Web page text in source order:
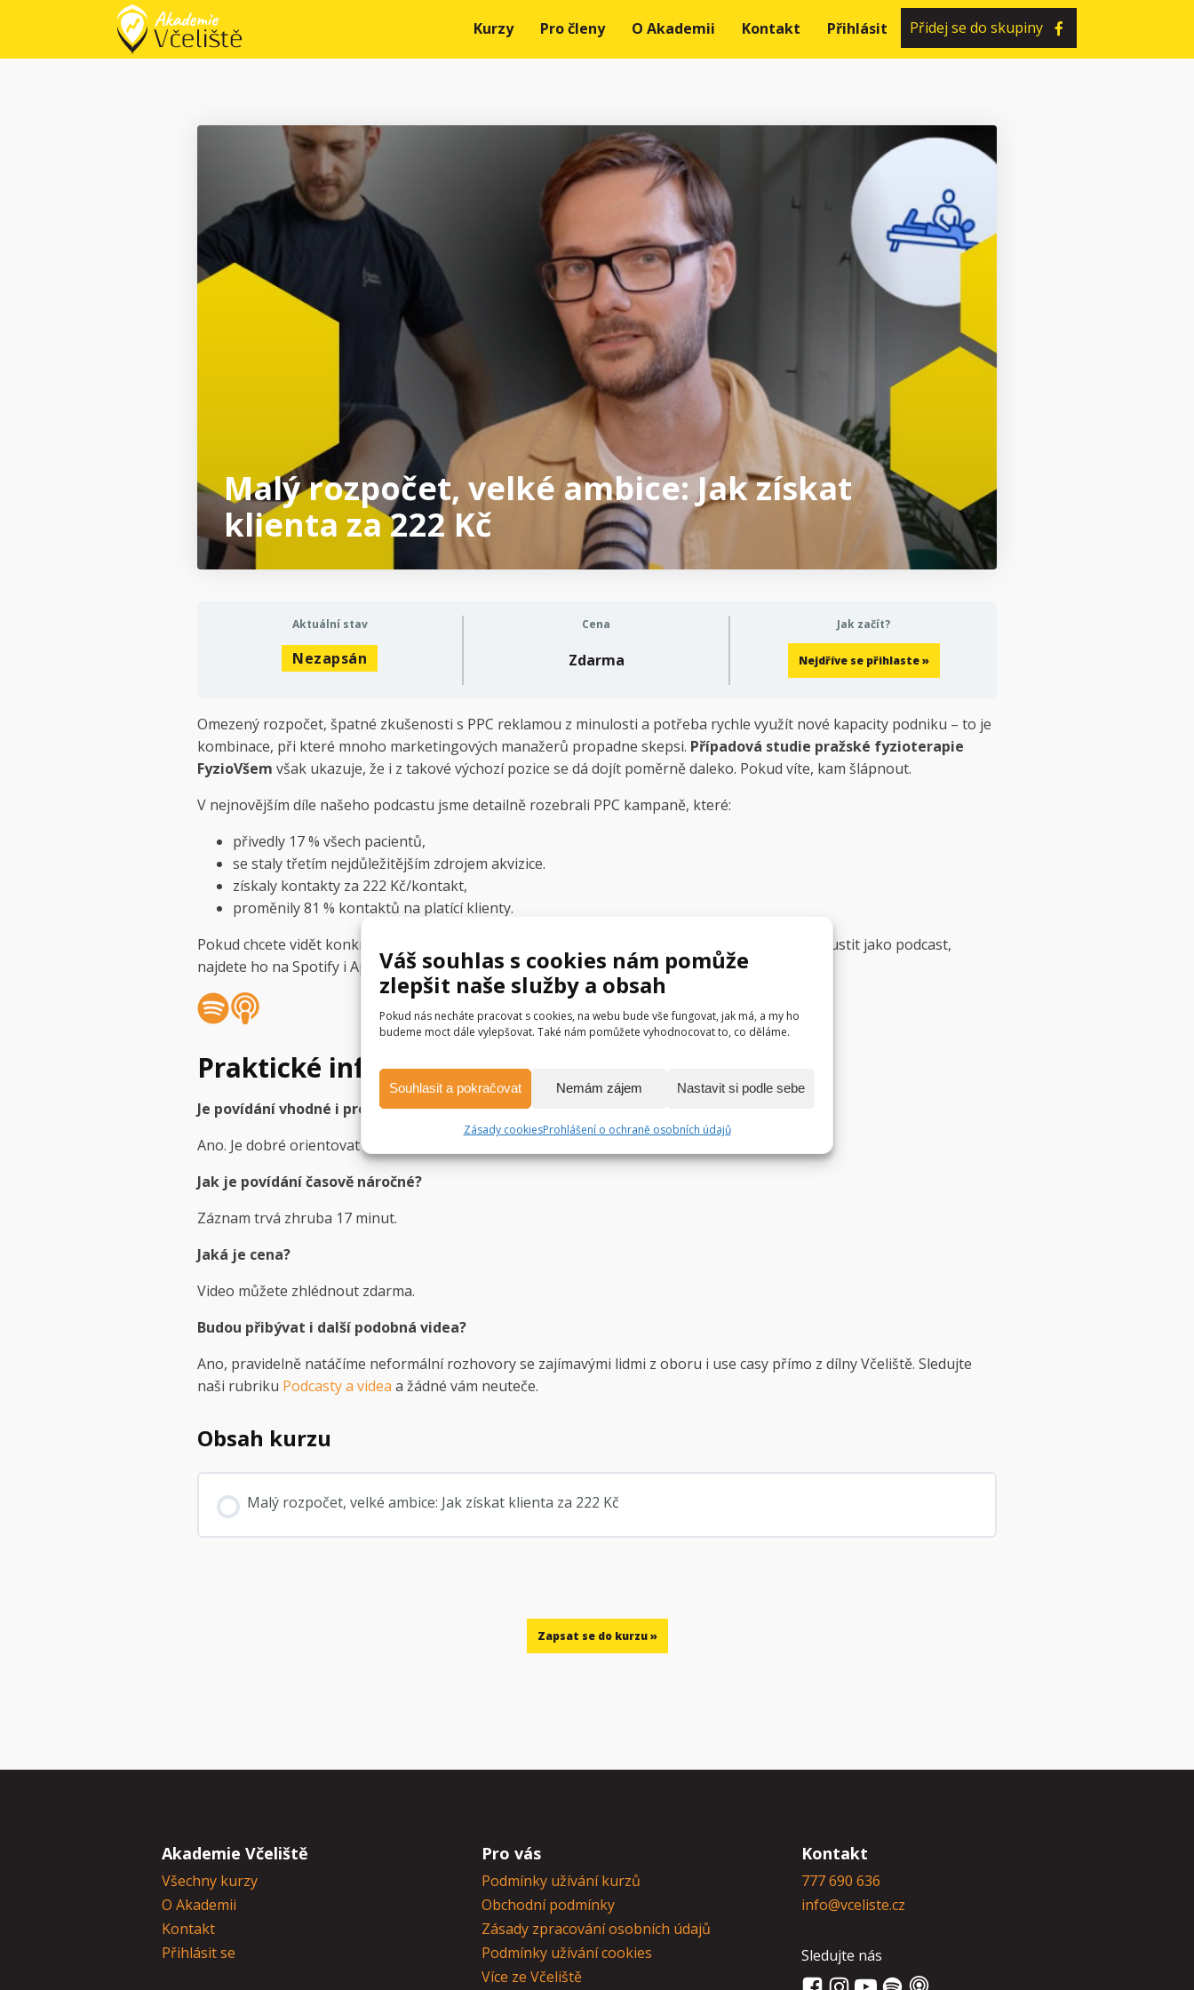
Váš souhlas s cookies nám pomůže
zlepšit naše služby a obsah
Pokud nás necháte pracovat s cookies, na webu bude vše fungovat, jak má, a my ho
budeme moct dále vylepšovat. Také nám pomůžete vyhodnocovat to, co děláme.
Souhlasit a pokračovat Nemám zájem Nastavit si podle sebe
Zásady cookiesProhlášení o ochraně osobních údajů
Kurzy Pro členy O Akademii Kontakt Přihlásit Přidej se do skupiny
Malý rozpočet, velké ambice: Jak získat
klienta za 222 Kč
Aktuální stav
Nezapsán
Cena
Zdarma
Jak začít?
Nejdříve se přihlaste »
Omezený rozpočet, špatné zkušenosti s PPC reklamou z minulosti a potřeba rychle využít nové kapacity podniku – to je
kombinace, při které mnoho marketingových manažerů propadne skepsi. Případová studie pražské fyzioterapie
FyzioVšem však ukazuje, že i z takové výchozí pozice se dá dojít poměrně daleko. Pokud víte, kam šlápnout.
V nejnovějším díle našeho podcastu jsme detailně rozebrali PPC kampaně, které:
přivedly 17 % všech pacientů,
se staly třetím nejdůležitějším zdrojem akvizice.
získaly kontakty za 222 Kč/kontakt,
proměnily 81 % kontaktů na platící klienty.
Pokud chcete vidět konkrétní příklady a ukázky,
. Chcete-li si povídání pustit jako podcast,
najdete ho na Spotify i Apple Podcasts jakoVčeliště podcast.
Praktické informace
Je povídání vhodné i pro úplné začátečníky?
Ano. Je dobré orientovat se v základech online marketingu, nic víc ale znát nemusíte.
Jak je povídání časově náročné?
Záznam trvá zhruba 17 minut.
Jaká je cena?
Video můžete zhlédnout zdarma.
Budou přibývat i další podobná videa?
Ano, pravidelně natáčíme neformální rozhovory se zajímavými lidmi z oboru i use casy přímo z dílny Včeliště. Sledujte
naši rubriku Podcasty a videa a žádné vám neuteče.
Obsah kurzu
Malý rozpočet, velké ambice: Jak získat klienta za 222 Kč
Akademie Včeliště
Všechny kurzy
O Akademii
Kontakt
Přihlásit se
Pro vás
Podmínky užívání kurzů
Obchodní podmínky
Zásady zpracování osobních údajů
Podmínky užívání cookies
Více ze Včeliště
Kontakt
777 690 636
info@vceliste.cz
Sledujte nás